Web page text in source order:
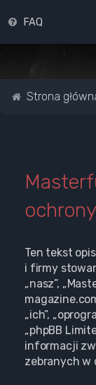
FAQ
Strona
Ten tekst
i firmy
„nasz”,
„ich”,
„phpBB
informacji
zebranych w